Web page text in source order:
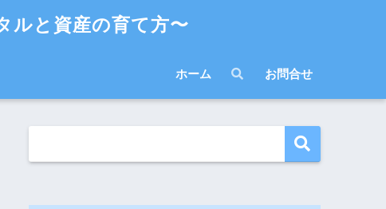
ルと資産の育て方〜
ホーム お問合せ